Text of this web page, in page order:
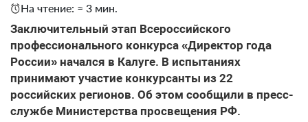
На чтение: ≈ 3 мин.
Заключительный этап Всероссийского
профессионального конкурса «Директор года
России» начался в Калуге. В испытаниях
принимают участие конкурсанты из 22
российских регионов. Об этом сообщили в пресс-
службе Министерства просвещения РФ.